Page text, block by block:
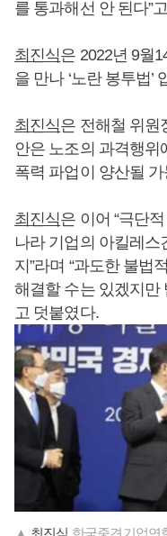
를 통과해선 안 된다”
최진식은 2022년 9월
을 만나 ‘노란 봉투법
최진식은 전해철 위원
안은 노조의 과격행위
폭력 파업이 양산될
최진식은 이어 “극단
나라 기업의 아킬레스
지”라며 “과도한 불법
해결할 수는 있겠지만
고 덧붙였다.
▲ 최진식 한국중견기업연